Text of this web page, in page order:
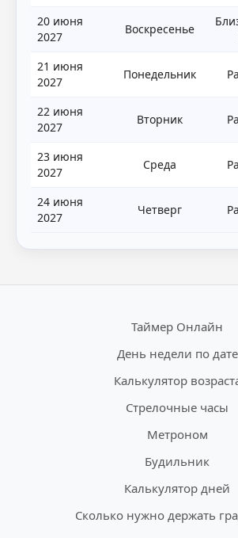
20 июня
2027
Воскресенье
21 июня
2027
Понедельник
22 июня
2027
Вторник
23 июня
2027
Среда
24 июня
2027
Четверг
Таймер Онлайн
День недели по дате
Калькулятор
Стрелочные часы
Метроном
Будильник
Калькулятор дней
Сколько нужно держать